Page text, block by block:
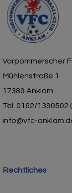
Vorpommerscher
Mühlenstraße 1
17389 Anklam
Tel. 0162/
info@vfc-
Rechtliches